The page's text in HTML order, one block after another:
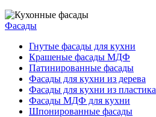
Фасады
Гнутые фасады для кухни
Крашеные фасады МДФ
Патинированные фасады
Фасады для кухни из дерева
Фасады для кухни из пластика
Фасады МДФ для кухни
Шпонированные фасады